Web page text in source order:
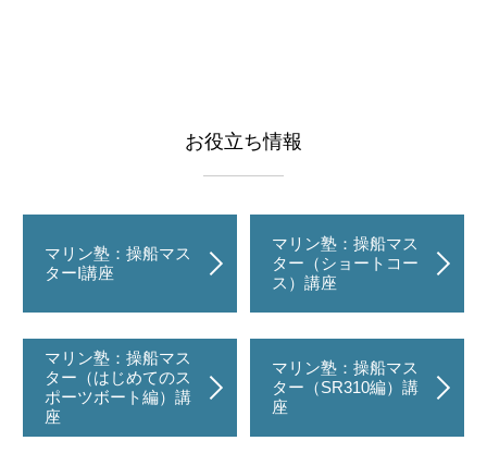
お役立ち情報
マリン塾：操船マス
ターI講座
マリン塾：操船マス
ター（ショートコー
ス）講座
マリン塾：操船マス
ター（はじめてのス
ポーツボート編）講
座
マリン塾：操船マス
ター（SR310編）講
座